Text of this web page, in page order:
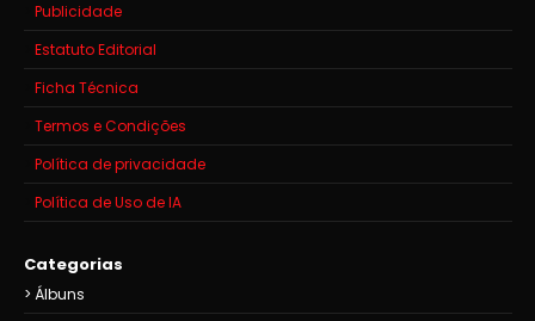
Publicidade
Estatuto Editorial
Ficha Técnica
Termos e Condições
Política de privacidade
Política de Uso de IA
Categorias
Álbuns